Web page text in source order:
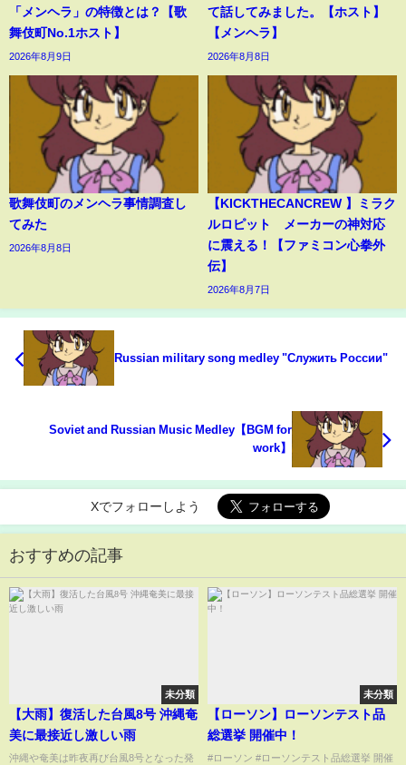
「メンヘラ」の特徴とは？【歌
舞伎町No.1ホスト】
2026年8月9日
て話してみました。【ホスト】
【メンヘラ】
2026年8月8日
歌舞伎町のメンヘラ事情調査し
てみた
2026年8月8日
【KICKTHECANCREW 】ミラク
ルロピット メーカーの神対応
に震える！【ファミコン心拳外
伝】
2026年8月7日
Russian military song medley "Служить России"
Soviet and Russian Music Medley【BGM for
work】
Xでフォローしよう
おすすめの記事
未分類
【大雨】復活した台風8号 沖縄奄
美に最接近し激しい雨
沖縄や奄美は昨夜再び台風8号となった発
未分類
【ローソン】ローソンテスト品
総選挙 開催中！
#ローソン #ローソンテスト品総選挙 開催